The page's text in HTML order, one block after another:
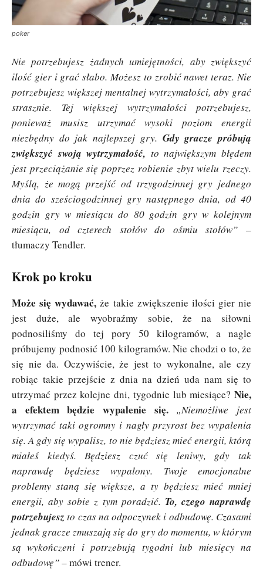
poker
Nie potrzebujesz żadnych umiejętności, aby zwiększyć
ilość gier i grać słabo. Możesz to zrobić nawet teraz. Nie
potrzebujesz większej mentalnej wytrzymałości, aby grać
strasznie. Tej większej wytrzymałości potrzebujesz,
ponieważ musisz utrzymać wysoki poziom energii
niezbędny do jak najlepszej gry. Gdy gracze próbują
zwiększyć swoją wytrzymałość, to największym błędem
jest przeciążanie się poprzez robienie zbyt wielu rzeczy.
Myślą, że mogą przejść od trzygodzinnej gry jednego
dnia do sześciogodzinnej gry następnego dnia, od 40
godzin gry w miesiącu do 80 godzin gry w kolejnym
miesiącu, od czterech stołów do ośmiu stołów” –
tłumaczy Tendler.
Krok po kroku
Może się wydawać, że takie zwiększenie ilości gier nie
jest duże, ale wyobraźmy sobie, że na siłowni
podnosiliśmy do tej pory 50 kilogramów, a nagle
próbujemy podnosić 100 kilogramów. Nie chodzi o to, że
się nie da. Oczywiście, że jest to wykonalne, ale czy
robiąc takie przejście z dnia na dzień uda nam się to
utrzymać przez kolejne dni, tygodnie lub miesiące? Nie,
a efektem będzie wypalenie się.„Niemożliwe jest
wytrzymać taki ogromny i nagły przyrost bez wypalenia
się. A gdy się wypalisz, to nie będziesz mieć energii, którą
miałeś kiedyś. Będziesz czuć się leniwy, gdy tak
naprawdę będziesz wypalony. Twoje emocjonalne
problemy staną się większe, a ty będziesz mieć mniej
energii, aby sobie z tym poradzić. To, czego naprawdę
potrzebujesz to czas na odpoczynek i odbudowę. Czasami
jednak gracze zmuszają się do gry do momentu, w którym
są wykończeni i potrzebują tygodni lub miesięcy na
odbudowę”– mówi trener.